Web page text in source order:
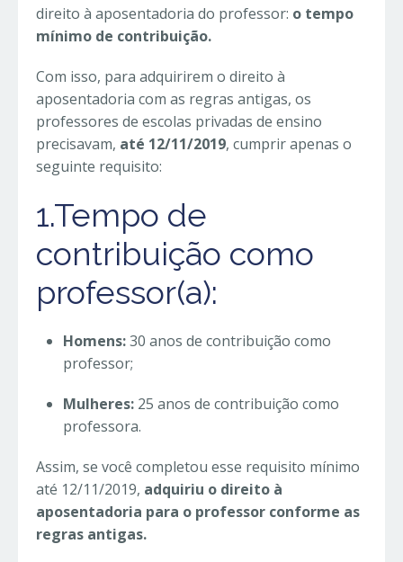
direito à aposentadoria do professor: o tempo
mínimo de contribuição.
Com isso, para adquirirem o direito à
aposentadoria com as regras antigas, os
professores de escolas privadas de ensino
precisavam, até 12/11/2019, cumprir apenas o
seguinte requisito:
1.Tempo de
contribuição como
professor(a):
Homens:30 anos de contribuição como
professor;
Mulheres: 25 anos de contribuição como
professora.
Assim, se você completou esse requisito mínimo
até 12/11/2019, adquiriu o direito à
aposentadoria para o professor conforme as
regras antigas.